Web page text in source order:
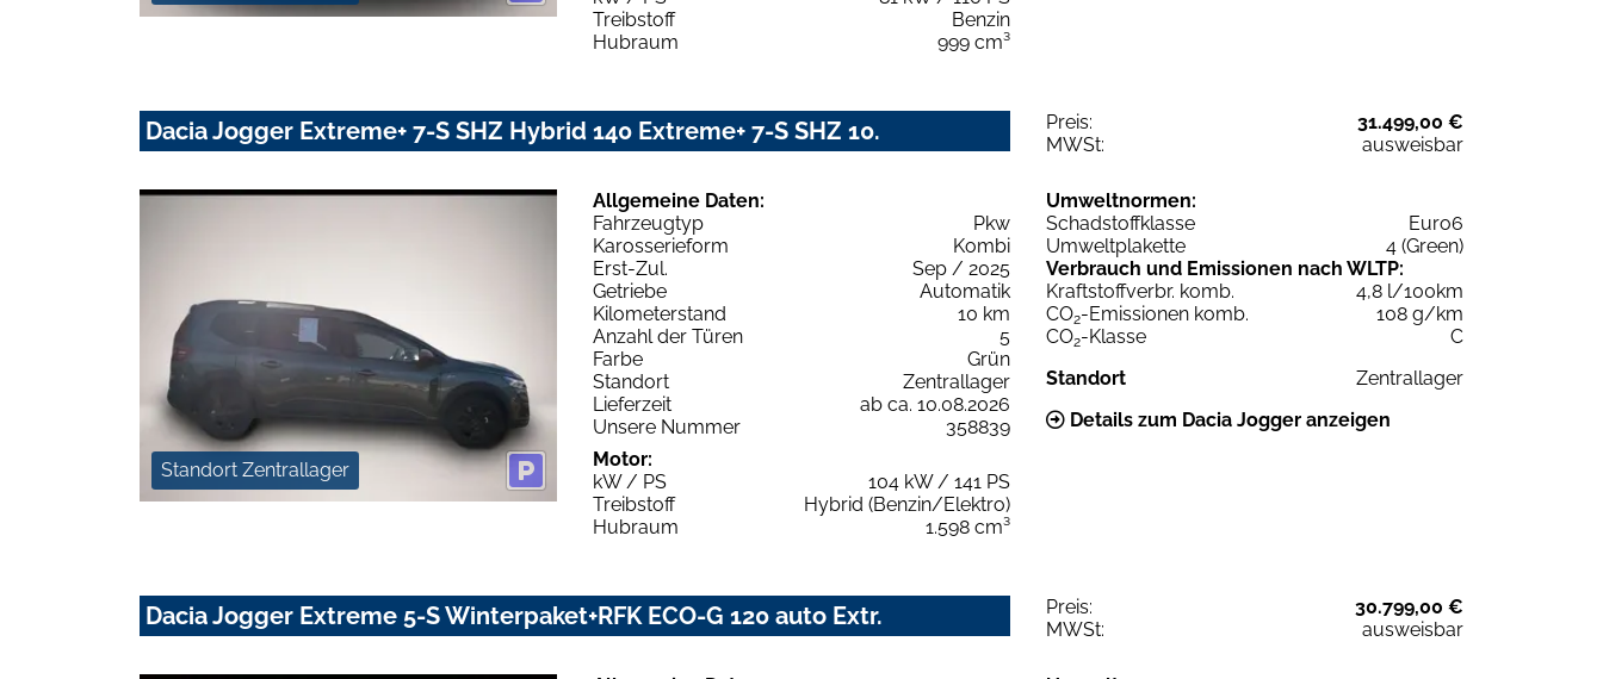
Treibstoff
Benzin
Hubraum
999 cm³
Dacia Jogger Extreme+ 7-S SHZ Hybrid 140 Extreme+ 7-S SHZ 10. Preis:
31.499,00 €
MWSt:
ausweisbar
Standort Zentrallager
Allgemeine Daten:
Fahrzeugtyp
Pkw
Karosserieform
Kombi
Erst-Zul.
Sep / 2025
Getriebe
Automatik
Kilometerstand
10 km
Anzahl der Türen
5
Farbe
Grün
Standort
Zentrallager
Lieferzeit
ab ca. 10.08.2026
Unsere Nummer
358839
Motor:
kW / PS
104 kW / 141 PS
Treibstoff
Hybrid (Benzin/Elektro)
Hubraum
1.598 cm³
Umweltnormen:
Schadstoffklasse
Euro6
Umweltplakette
4 (Green)
Verbrauch und Emissionen nach WLTP:
Kraftstoffverbr. komb.
4,8 l/100km
CO2-Emissionen komb.
108 g/km
CO2-Klasse
C
Standort
Zentrallager
Details zum Dacia Jogger anzeigen
Dacia Jogger Extreme 5-S Winterpaket+RFK ECO-G 120 auto Extr. Preis:
30.799,00 €
MWSt:
ausweisbar